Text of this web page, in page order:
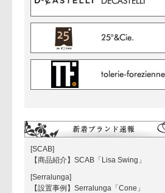
[SCAB]
【商品紹介】SCAB「Lisa Swing」
[Serralunga]
【設置事例】Serralunga「Cone」